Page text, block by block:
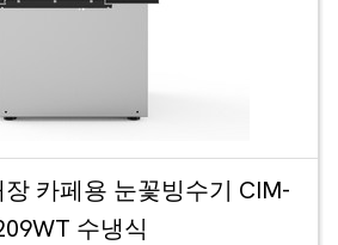
카페용 눈꽃빙수기 CIM-
수냉식